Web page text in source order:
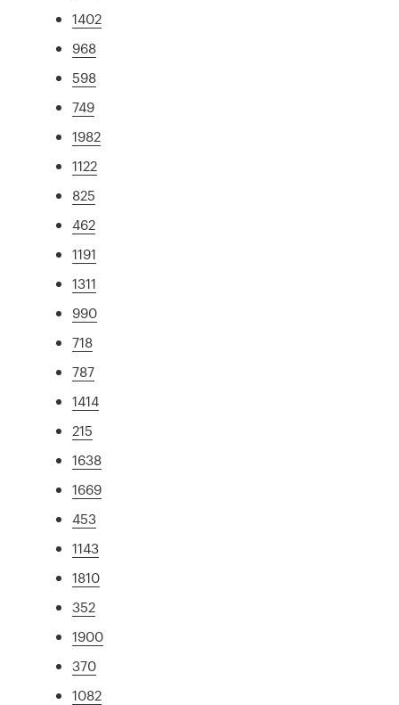
1402
968
598
749
1982
1122
825
462
1191
1311
990
718
787
1414
215
1638
1669
453
1143
1810
352
1900
370
1082